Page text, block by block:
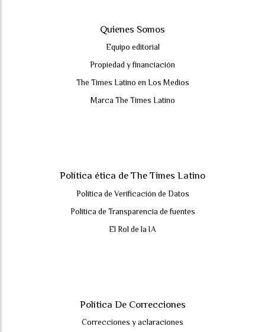
Quienes Somos
Equipo editorial
Propiedad y financiación
The Times Latino en Los Medios
Marca The Times Latino
Política ética de The Times Latino
Política de Verificación de Datos
Política de Transparencia de fuentes
El Rol de la IA
Política De Correcciones
Correcciones y aclaraciones